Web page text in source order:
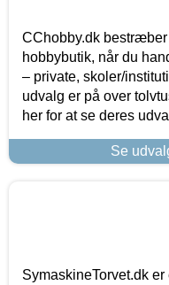
CChobby.dk
hobbybutik, når du
– private, skoler/
udvalg er på over
her for at se deres
Se
SymaskineTorvet.dk